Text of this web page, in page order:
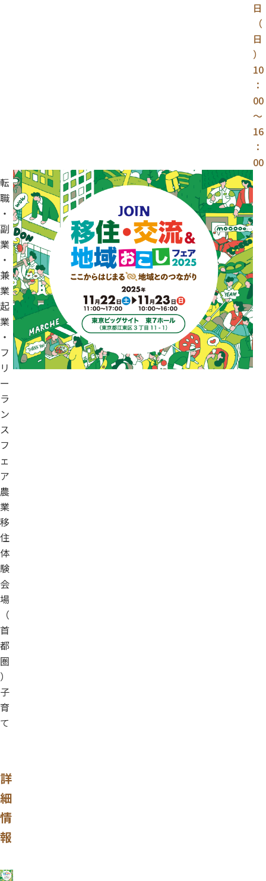
日
（
日
）
10
：
00
～
16
：
00
転
職
・
副
業
・
兼
業
起
業
・
フ
リ
ー
ラ
ン
ス
フ
ェ
ア
農
業
移
住
体
験
会
場
（
首
都
圏
）
子
育
て
詳
細
情
報